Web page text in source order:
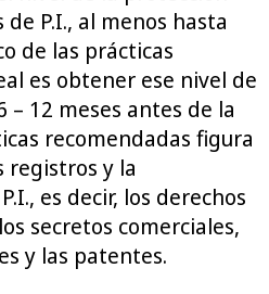
P.I., al menos hasta
de las prácticas
es obtener ese nivel de
– 12 meses antes de la
recomendadas figura
registros y la
es decir, los derechos
secretos comerciales,
y las patentes.